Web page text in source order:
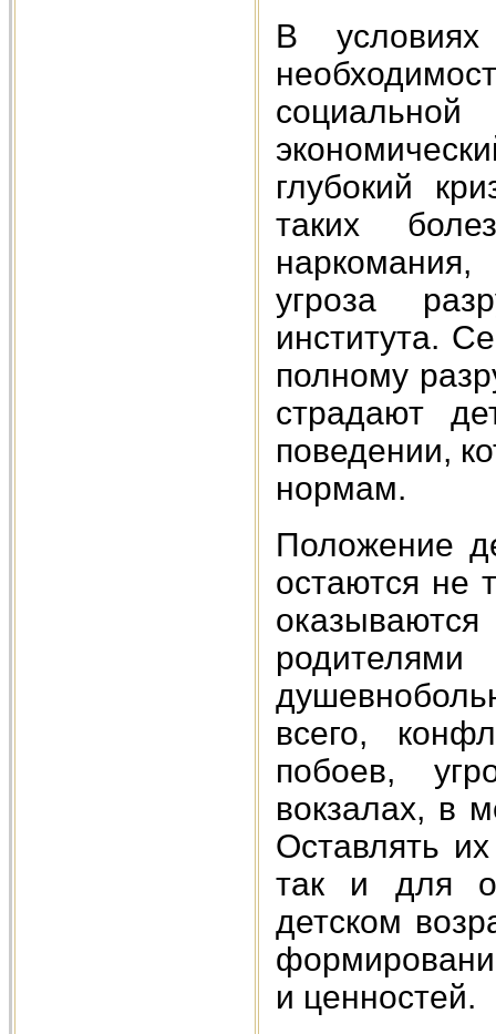
В условиях
глубокий
таких
угроза
института.
полному
страдают
поведении,
нормам.
Положение
остаются не
всего,
побоев,
вокзалах, в
Оставлять
так и для
детском
и ценностей.